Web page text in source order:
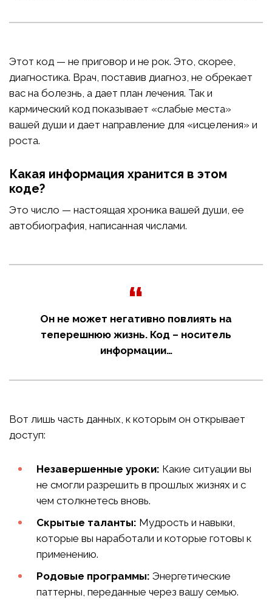
Этот код — не приговор и не рок. Это, скорее,
диагностика. Врач, поставив диагноз, не обрекает
вас на болезнь, а дает план лечения. Так и
кармический код показывает «слабые места»
вашей души и дает направление для «исцеления» и
роста.
Какая информация хранится в этом
коде?
Это число — настоящая хроника вашей души, ее
автобиография, написанная числами.
Он не может негативно повлиять на
теперешнюю жизнь. Код – носитель
информации…
Вот лишь часть данных, к которым он открывает
доступ:
Незавершенные уроки: Какие ситуации вы
не смогли разрешить в прошлых жизнях и с
чем столкнетесь вновь.
Скрытые таланты: Мудрость и навыки,
которые вы наработали и которые готовы к
применению.
Родовые программы: Энергетические
паттерны, переданные через вашу семью.